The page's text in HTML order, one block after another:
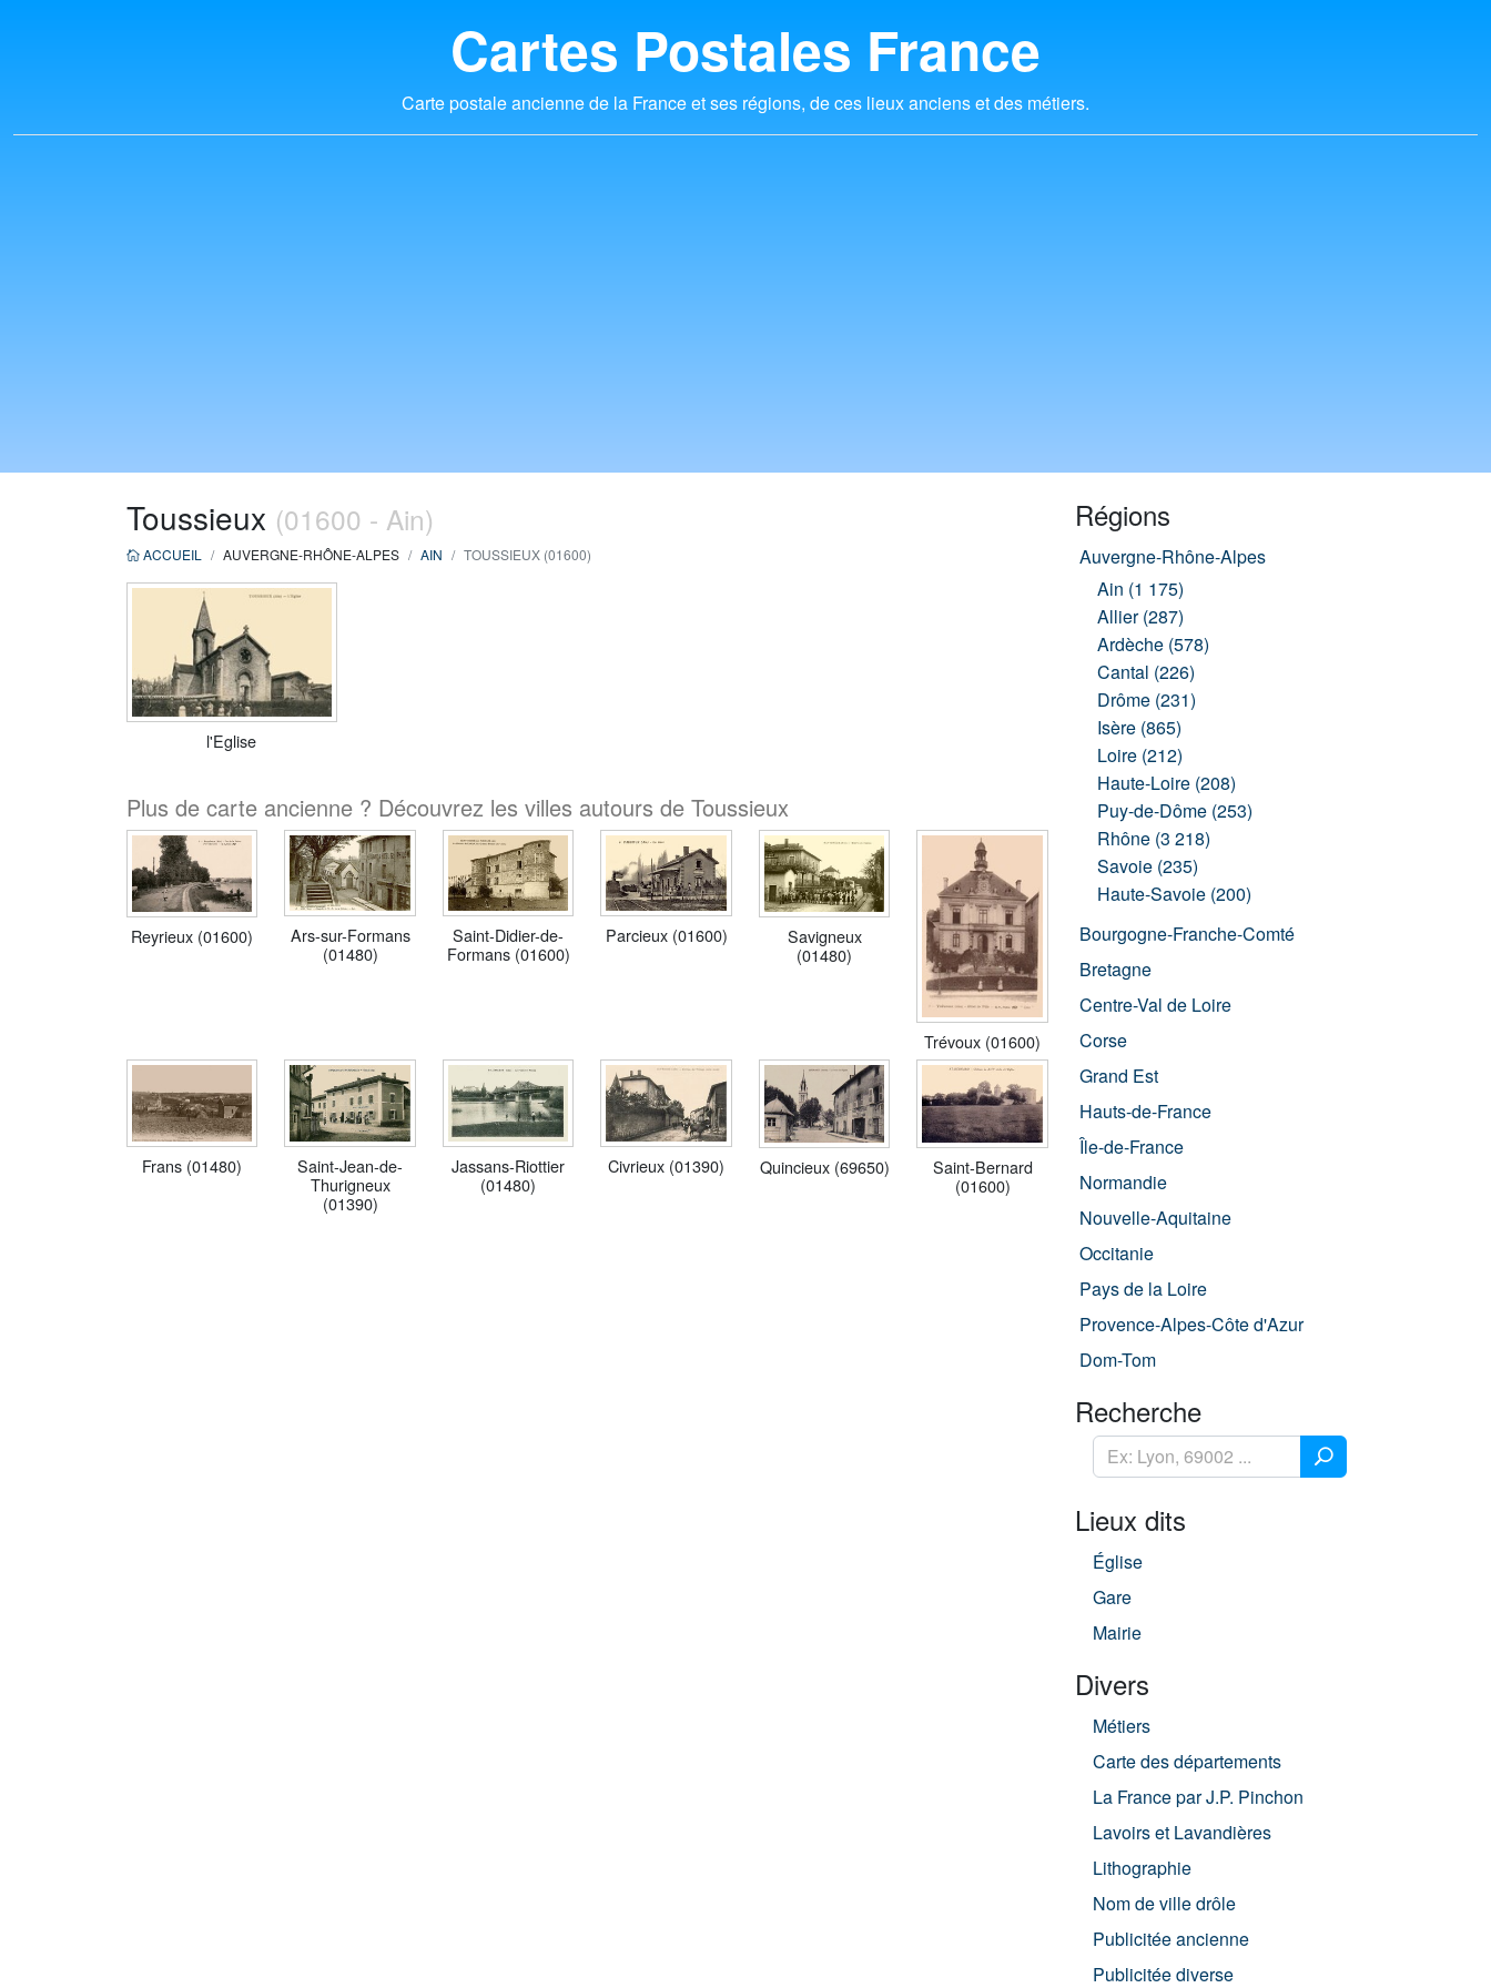
Cartes Postales France
Carte postale ancienne de la France et ses régions, de ces lieux anciens et des métiers.
Toussieux (01600 - Ain)
ACCUEIL AUVERGNE-RHÔNE-ALPES AIN TOUSSIEUX (01600)
l'Eglise
Plus de carte ancienne ? Découvrez les villes autours de Toussieux
Reyrieux (01600)
Ars-sur-Formans
(01480)
Saint-Didier-de-
Formans (01600)
Parcieux (01600)
Savigneux
(01480)
Trévoux (01600)
Frans (01480)
Saint-Jean-de-
Thurigneux
(01390)
Jassans-Riottier
(01480)
Civrieux (01390) Quincieux (69650)
Saint-Bernard
(01600)
Régions
Auvergne-Rhône-Alpes
Ain (1 175)
Allier (287)
Ardèche (578)
Cantal (226)
Drôme (231)
Isère (865)
Loire (212)
Haute-Loire (208)
Puy-de-Dôme (253)
Rhône (3 218)
Savoie (235)
Haute-Savoie (200)
Bourgogne-Franche-Comté
Bretagne
Centre-Val de Loire
Corse
Grand Est
Hauts-de-France
Île-de-France
Normandie
Nouvelle-Aquitaine
Occitanie
Pays de la Loire
Provence-Alpes-Côte d'Azur
Dom-Tom
Recherche
Lieux dits
Église
Gare
Mairie
Divers
Métiers
Carte des départements
La France par J.P. Pinchon
Lavoirs et Lavandières
Lithographie
Nom de ville drôle
Publicitée ancienne
Publicitée diverse